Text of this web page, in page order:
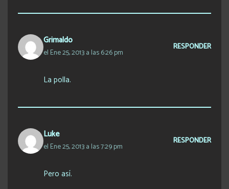
Grimaldo
el Ene 25, 2013 a las 6:26 pm
RESPONDER
La polla.
Luke
el Ene 25, 2013 a las 7:29 pm
RESPONDER
Pero así.